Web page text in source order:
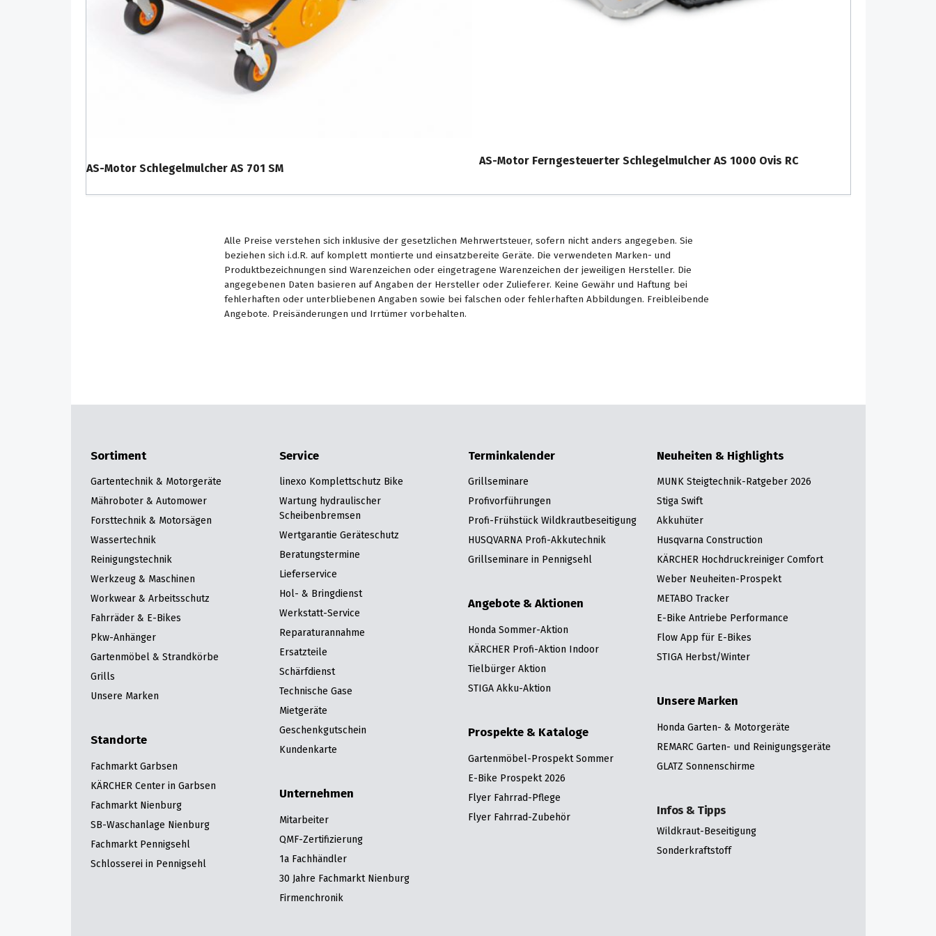
geschützt.
Geschützt wird ebenso der Bediener. Der Steinschlagschutz aus
stabilem Lochblech schirmt den Bediener vor aufgewirbelten
Fremdkörper ab, ohne die Sicht zu behindern. Durch den höhen- und
seitenverstellbaren Bedienholm lässt sich der Holm dem Bediener und
AS-Motor Schlegelmulcher AS 701 SM AS-Motor Ferngesteuerter Schlegelmulcher AS 1000 Ovis RC
Alle Preise verstehen sich inklusive der gesetzlichen Mehrwertsteuer, sofern nicht anders angegeben. Sie
beziehen sich i.d.R. auf komplett montierte und einsatzbereite Geräte. Die verwendeten Marken- und
Produktbezeichnungen sind Warenzeichen oder eingetragene Warenzeichen der jeweiligen Hersteller. Die
angegebenen Daten basieren auf Angaben der Hersteller oder Zulieferer. Keine Gewähr und Haftung bei
fehlerhaften oder unterbliebenen Angaben sowie bei falschen oder fehlerhaften Abbildungen. Freibleibende
Angebote. Preisänderungen und Irrtümer vorbehalten.
Sortiment
Gartentechnik & Motorgeräte
Mähroboter & Automower
Forsttechnik & Motorsägen
Wassertechnik
Reinigungstechnik
Werkzeug & Maschinen
Workwear & Arbeitsschutz
Fahrräder & E-Bikes
Pkw-Anhänger
Gartenmöbel & Strandkörbe
Grills
Unsere Marken
Standorte
Fachmarkt Garbsen
KÄRCHER Center in Garbsen
Fachmarkt Nienburg
SB-Waschanlage Nienburg
Fachmarkt Pennigsehl
Schlosserei in Pennigsehl
Service
linexo Komplettschutz Bike
Wartung hydraulischer
Scheibenbremsen
Wertgarantie Geräteschutz
Beratungstermine
Lieferservice
Hol- & Bringdienst
Werkstatt-Service
Reparaturannahme
Ersatzteile
Schärfdienst
Technische Gase
Mietgeräte
Geschenkgutschein
Kundenkarte
Unternehmen
Mitarbeiter
QMF-Zertifizierung
1a Fachhändler
30 Jahre Fachmarkt Nienburg
Firmenchronik
Terminkalender
Grillseminare
Profivorführungen
Profi-Frühstück Wildkrautbeseitigung
HUSQVARNA Profi-Akkutechnik
Grillseminare in Pennigsehl
Angebote & Aktionen
Honda Sommer-Aktion
KÄRCHER Profi-Aktion Indoor
Tielbürger Aktion
STIGA Akku-Aktion
Prospekte & Kataloge
Gartenmöbel-Prospekt Sommer
E-Bike Prospekt 2026
Flyer Fahrrad-Pflege
Flyer Fahrrad-Zubehör
Neuheiten & Highlights
MUNK Steigtechnik-Ratgeber 2026
Stiga Swift
Akkuhüter
Husqvarna Construction
KÄRCHER Hochdruckreiniger Comfort
Weber Neuheiten-Prospekt
METABO Tracker
E-Bike Antriebe Performance
Flow App für E-Bikes
STIGA Herbst/Winter
Unsere Marken
Honda Garten- & Motorgeräte
REMARC Garten- und Reinigungsgeräte
GLATZ Sonnenschirme
Infos & Tipps
Wildkraut-Beseitigung
Sonderkraftstoff